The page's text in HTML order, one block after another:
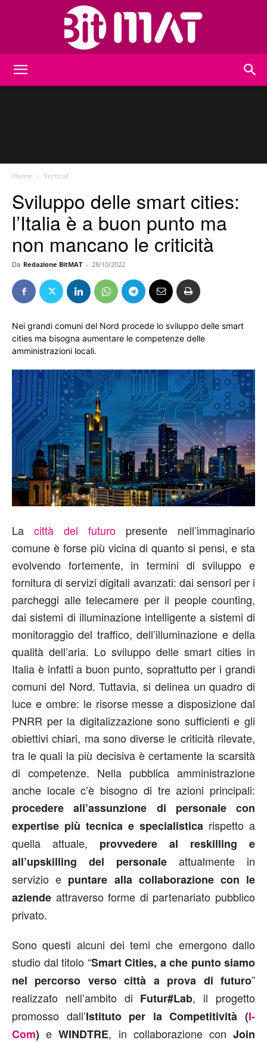
Home Vertical
Sviluppo delle smart cities:
l’Italia è a buon punto ma
non mancano le criticità
Da Redazione BitMAT - 28/10/2022
Nei grandi comuni del Nord procede lo sviluppo delle smart
cities ma bisogna aumentare le competenze delle
amministrazioni locali.
La città del futuro presente nell’immaginario
comune è forse più vicina di quanto si pensi, e sta
evolvendo fortemente, in termini di sviluppo e
fornitura di servizi digitali avanzati: dai sensori per i
parcheggi alle telecamere per il people counting,
dai sistemi di illuminazione intelligente a sistemi di
monitoraggio del traffico, dell’illuminazione e della
qualità dell’aria. Lo sviluppo delle smart cities in
Italia è infatti a buon punto, soprattutto per i grandi
comuni del Nord. Tuttavia, si delinea un quadro di
luce e ombre: le risorse messe a disposizione dal
PNRR per la digitalizzazione sono sufficienti e gli
obiettivi chiari, ma sono diverse le criticità rilevate,
tra le quali la più decisiva è certamente la scarsità
di competenze. Nella pubblica amministrazione
anche locale c’è bisogno di tre azioni principali:
procedere all’assunzione di personale con
expertise più tecnica e specialistica rispetto a
quella attuale, provvedere al reskilling e
all’upskilling del personale attualmente in
servizio e puntare alla collaborazione con le
aziende attraverso forme di partenariato pubblico
privato.
Sono questi alcuni dei temi che emergono dallo
studio dal titolo “Smart Cities, a che punto siamo
nel percorso verso città a prova di futuro”
realizzato nell’ambito di Futur#Lab, il progetto
promosso dall’Istituto per la Competitività (I-
Com)eWINDTRE, in collaborazione conJoin